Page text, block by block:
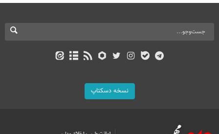
نسخه دسکتاپ